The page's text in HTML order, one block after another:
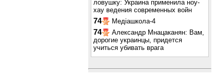
ловушку: Украина применила ноу-
хау ведения современных войн
74 Медіашкола-4
74
Александр Мнацаканян: Вам,
дорогие украинцы, придется
учиться убивать врага